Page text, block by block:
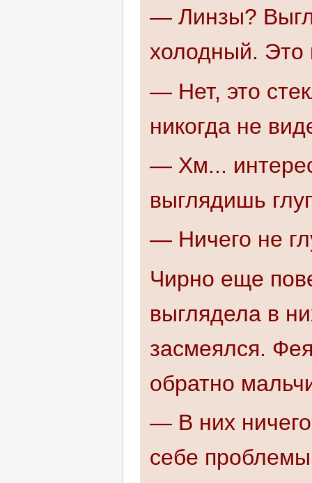
— Линзы?
холодный. Это
— Нет, это
никогда не
— Хм...
выглядишь
— Ничего не
Чирно еще
выглядела в
засмеялся.
обратно
— В них
себе